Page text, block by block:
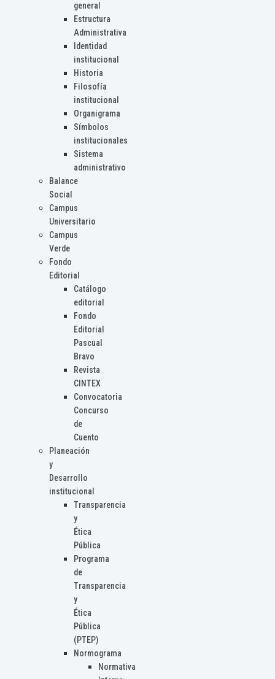
general
Estructura
Administrativa
Identidad
institucional
Historia
Filosofía
institucional
Organigrama
Símbolos
institucionales
Sistema
administrativo
Balance
Social
Campus
Universitario
Campus
Verde
Fondo
Editorial
Catálogo
editorial
Fondo
Editorial
Pascual
Bravo
Revista
CINTEX
Convocatoria
Concurso
de
Cuento
Planeación
y
Desarrollo
institucional
Transparencia
y
Ética
Pública
Programa
de
Transparencia
y
Ética
Pública
(PTEP)
Normograma
Normativa